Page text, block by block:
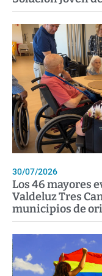
30/07/2026
Los 46 mayores
Valdeluz Tres
municipios de